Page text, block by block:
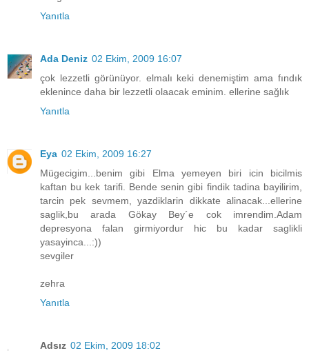
Yanıtla
Ada Deniz 02 Ekim, 2009 16:07
çok lezzetli görünüyor. elmalı keki denemiştim ama fındık
eklenince daha bir lezzetli olaacak eminim. ellerine sağlık
Yanıtla
Eya 02 Ekim, 2009 16:27
Mügecigim...benim gibi Elma yemeyen biri icin bicilmis
kaftan bu kek tarifi. Bende senin gibi findik tadina bayilirim,
tarcin pek sevmem, yazdiklarin dikkate alinacak...ellerine
saglik,bu arada Gökay Bey´e cok imrendim.Adam
depresyona falan girmiyordur hic bu kadar saglikli
yasayinca...:))
sevgiler
zehra
Yanıtla
Adsız 02 Ekim, 2009 18:02